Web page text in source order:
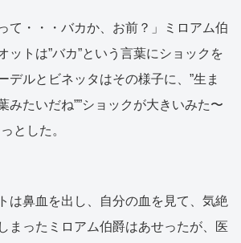
て・・・バカか、お前？」ミロアム伯
ットは”バカ”という言葉にショックを
デルとビネッタはその様子に、”生ま
みたいだね””ショックが大きいみた〜
とした。
は鼻血を出し、自分の血を見て、気絶
まったミロアム伯爵はあせったが、医